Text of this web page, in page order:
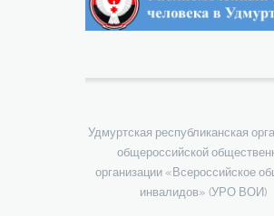
Удмуртская республиканская
общероссийской
организации «Всероссийское
инвалидов» (УРО ВОИ)